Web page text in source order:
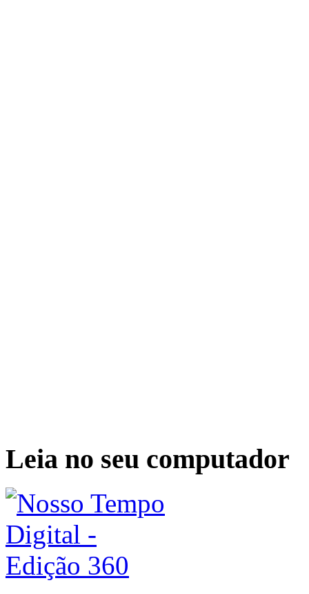
Leia no seu computador